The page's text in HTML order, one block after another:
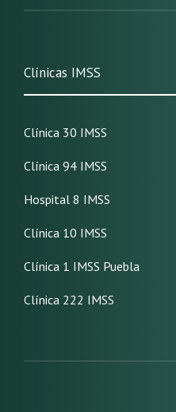
Clínicas IMSS
Clínica 30 IMSS
Clínica 94 IMSS
Hospital 8 IMSS
Clínica 10 IMSS
Clínica 1 IMSS Puebla
Clínica 222 IMSS